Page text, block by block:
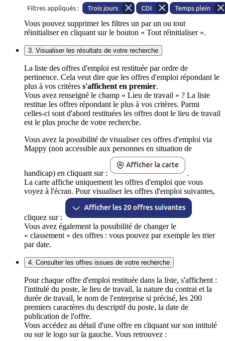
Vous pouvez supprimer les filtres un par un ou tout
réinitialiser en cliquant sur le bouton « Tout réinitialiser ».
3. Visualiser les résultats de votre recherche
La liste des offres d'emploi est restituée par ordre de
pertinence. Cela veut dire que les offres d'emploi répondant le
plus à vos critères s'affichent en premier.
Vous avez renseigné le champ « Lieu de travail » ? La liste
restitue les offres répondant le plus à vos critères. Parmi
celles-ci sont d'abord restituées les offres dont le lieu de travail
est le plus proche de votre recherche.
Vous avez la possibilité de visualiser ces offres d'emploi via
Mappy (non accessible aux personnes en situation de
handicap) en cliquant sur :
.
La carte affiche uniquement les offres d'emploi que vous
voyez à l'écran. Pour visualiser les offres d'emploi suivantes,
cliquez sur :
Vous avez également la possibilité de changer le
« classement » des offres : vous pouvez par exemple les trier
par date.
4. Consulter les offres issues de votre recherche
Pour chaque offre d'emploi restituée dans la liste, s'affichent :
l'intitulé du poste, le lieu de travail, la nature du contrat et la
durée de travail, le nom de l'entreprise si précisé, les 200
premiers caractères du descriptif du poste, la date de
publication de l'offre.
Vous accédez au détail d'une offre en cliquant sur son intitulé
ou sur le logo sur la gauche. Vous retrouvez :